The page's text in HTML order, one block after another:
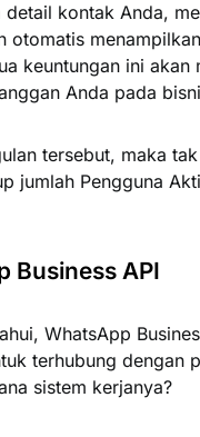
kontak Anda,
otomatis
keuntungan ini
Anda pada
tersebut, maka
jumlah Pengguna
Business API
WhatsApp
terhubung dengan
sistem kerjanya?